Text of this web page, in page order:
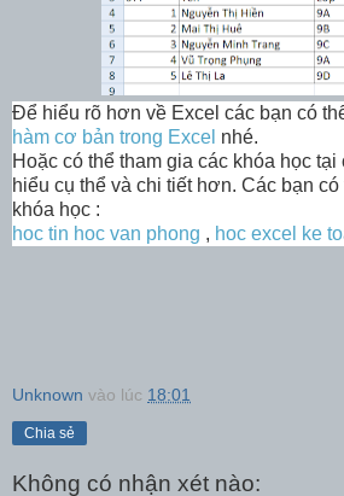
Để hiểu rõ hơn về Excel các bạn có
hàm cơ bản trong Excel nhé.
Hoặc có thể tham gia các khóa học
hiểu cụ thể và chi tiết hơn. Các bạn
khóa học :
hoc tin hoc van phong , hoc excel ke
Unknown vào lúc 18:01
Chia sẻ
Không có nhận xét nào: